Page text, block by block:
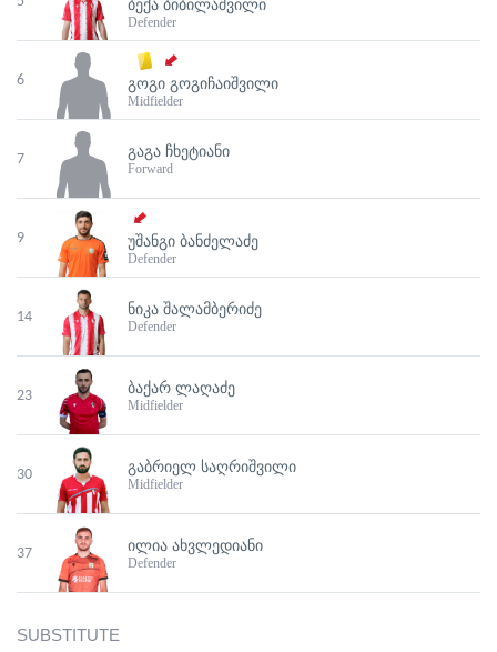
ᲑᲔᲥᲐ ᲑᲘᲑᲘᲚᲐᲨᲕᲘᲚᲘ
Defender
6 ᲒᲝᲒᲘ ᲒᲝᲒᲘᲩᲐᲘᲨᲕᲘᲚᲘ
Midfielder
7 ᲒᲐᲒᲐ ᲩᲮᲔᲢᲘᲐᲜᲘ
Forward
9 ᲣᲨᲐᲜᲒᲘ ᲑᲐᲜᲫᲔᲚᲐᲫᲔ
Defender
14 ᲜᲘᲙᲐ ᲨᲐᲚᲐᲛᲑᲔᲠᲘᲫᲔ
Defender
23 ᲑᲐᲥᲐᲠ ᲚᲐᲦᲐᲫᲔ
Midfielder
30 ᲒᲐᲑᲠᲘᲔᲚ ᲡᲐᲦᲠᲘᲨᲕᲘᲚᲘ
Midfielder
37 ᲘᲚᲘᲐ ᲐᲮᲕᲚᲔᲓᲘᲐᲜᲘ
Defender
SUBSTITUTE